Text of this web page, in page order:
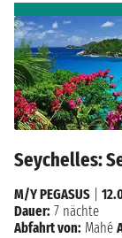
Seychelles:
M/Y PEGASUS
Dauer: 7 nächte
Abfahrt von: Mahé